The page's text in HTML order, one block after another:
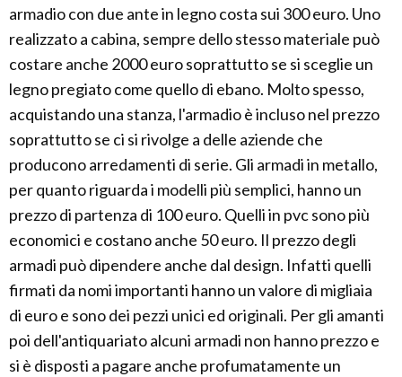
armadio con due ante in legno costa sui 300 euro. Uno
realizzato a cabina, sempre dello stesso materiale può
costare anche 2000 euro soprattutto se si sceglie un
legno pregiato come quello di ebano. Molto spesso,
acquistando una stanza, l'armadio è incluso nel prezzo
soprattutto se ci si rivolge a delle aziende che
producono arredamenti di serie. Gli armadi in metallo,
per quanto riguarda i modelli più semplici, hanno un
prezzo di partenza di 100 euro. Quelli in pvc sono più
economici e costano anche 50 euro. Il prezzo degli
armadi può dipendere anche dal design. Infatti quelli
firmati da nomi importanti hanno un valore di migliaia
di euro e sono dei pezzi unici ed originali. Per gli amanti
poi dell'antiquariato alcuni armadi non hanno prezzo e
si è disposti a pagare anche profumatamente un